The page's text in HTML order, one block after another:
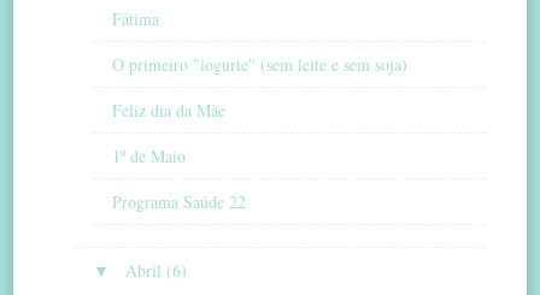
Fátima
O primeiro "iogurte" (sem leite e sem soja)
Feliz dia da Mãe
1º de Maio
Programa Saúde 22
▼
Abril (6)